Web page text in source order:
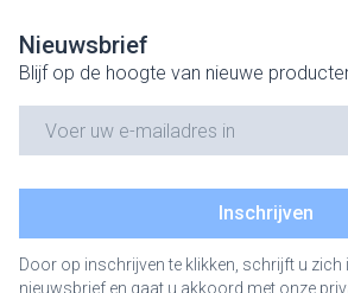
Nieuwsbrief
Blijf op de hoogte van nieuwe
Inschrijven
Door op inschrijven te klikken, schrijft u zich
nieuwsbrief en gaat u akkoord met onze